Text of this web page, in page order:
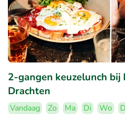
2-gangen keuzelunch bij
Drachten
Vandaag Zo Ma Di Wo